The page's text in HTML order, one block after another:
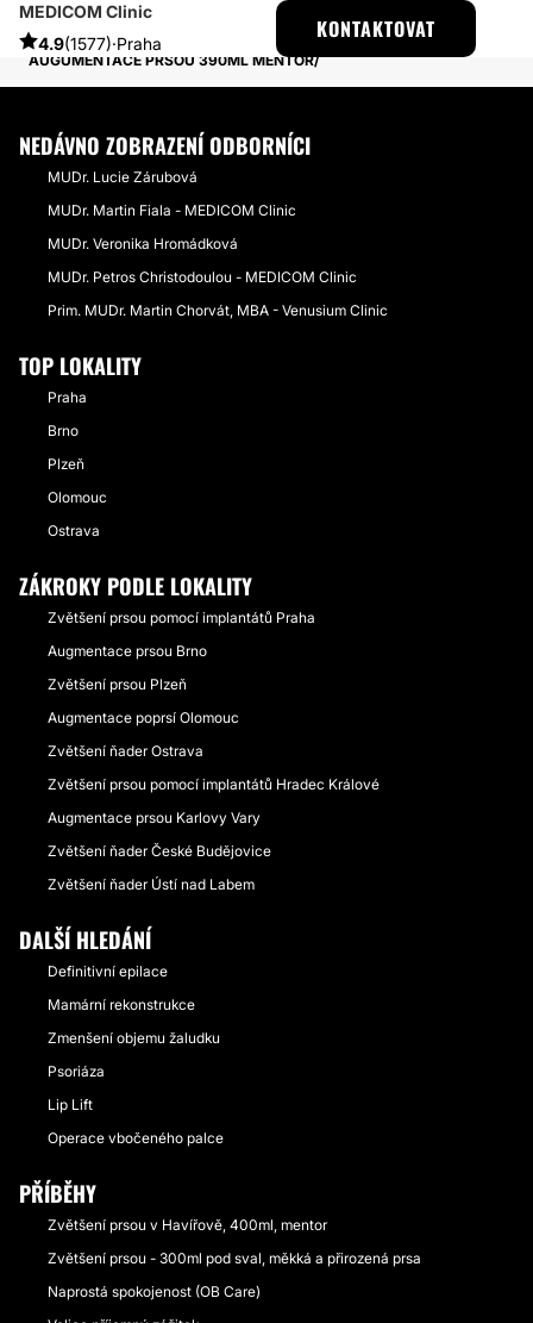
MEDICOM Clinic
4.9(1577)·Praha
KONTAKTOVAT
ESTHETICON
PŘÍBĚHY
PŘÍBĚHY TÝKAJÍCÍ SE ZÁKROKU ZVĚTŠENÍ PRSOU
AUGUMENTACE PRSOU 390ML MENTOR
NEDÁVNO ZOBRAZENÍ ODBORNÍCI
MUDr. Lucie Zárubová
MUDr. Martin Fiala - MEDICOM Clinic
MUDr. Veronika Hromádková
MUDr. Petros Christodoulou - MEDICOM Clinic
Prim. MUDr. Martin Chorvát, MBA - Venusium Clinic
TOP LOKALITY
Praha
Brno
Plzeň
Olomouc
Ostrava
ZÁKROKY PODLE LOKALITY
Zvětšení prsou pomocí implantátů Praha
Augmentace prsou Brno
Zvětšení prsou Plzeň
Augmentace poprsí Olomouc
Zvětšení ňader Ostrava
Zvětšení prsou pomocí implantátů Hradec Králové
Augmentace prsou Karlovy Vary
Zvětšení ňader České Budějovice
Zvětšení ňader Ústí nad Labem
DALŠÍ HLEDÁNÍ
Definitivní epilace
Mamární rekonstrukce
Zmenšení objemu žaludku
Psoriáza
Lip Lift
Operace vbočeného palce
PŘÍBĚHY
Zvětšení prsou v Havířově, 400ml, mentor
Zvětšení prsou - 300ml pod sval, měkká a přirozená prsa
Naprostá spokojenost (OB Care)